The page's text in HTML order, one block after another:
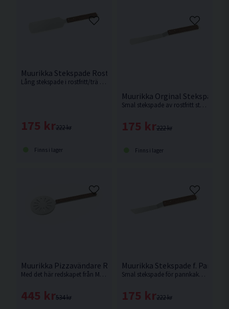
Muurikka Stekspade Rostfritt/Trä 44cm
Lång stekspade i rostfritt/trä material på 44cm från Muurikka.
222 kr
175 kr
Finns i lager
Muurikka Orginal Stekspade
Smal stekspade av rostfritt stål från Muurikka.
222 kr
175 kr
Finns i lager
Muurikka Pizzavändare Rostfritt/ask 64,5cm
Med det här redskapet från Muurikka roterar du enkelt pizzan under gräddningen för en jämnt krispig botten.
534 kr
445 kr
Muurikka Stekspade f.
Smal stekspade för pannkakor och blinier av rostfritt stål från Muurikka.
222 kr
175 kr